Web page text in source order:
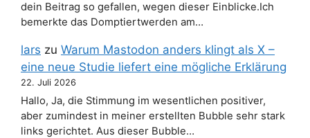
dein Beitrag so gefallen, wegen dieser Einblicke.Ich
bemerkte das Domptiertwerden am…
lars zu Warum Mastodon anders klingt als X –
eine neue Studie liefert eine mögliche Erklärung
22. Juli 2026
Hallo, Ja, die Stimmung im wesentlichen positiver,
aber zumindest in meiner erstellten Bubble sehr stark
links gerichtet. Aus dieser Bubble…